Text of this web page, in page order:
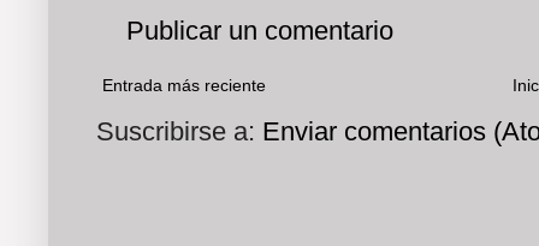
Publicar un comentario
Entrada más reciente
Suscribirse a: Enviar comentarios